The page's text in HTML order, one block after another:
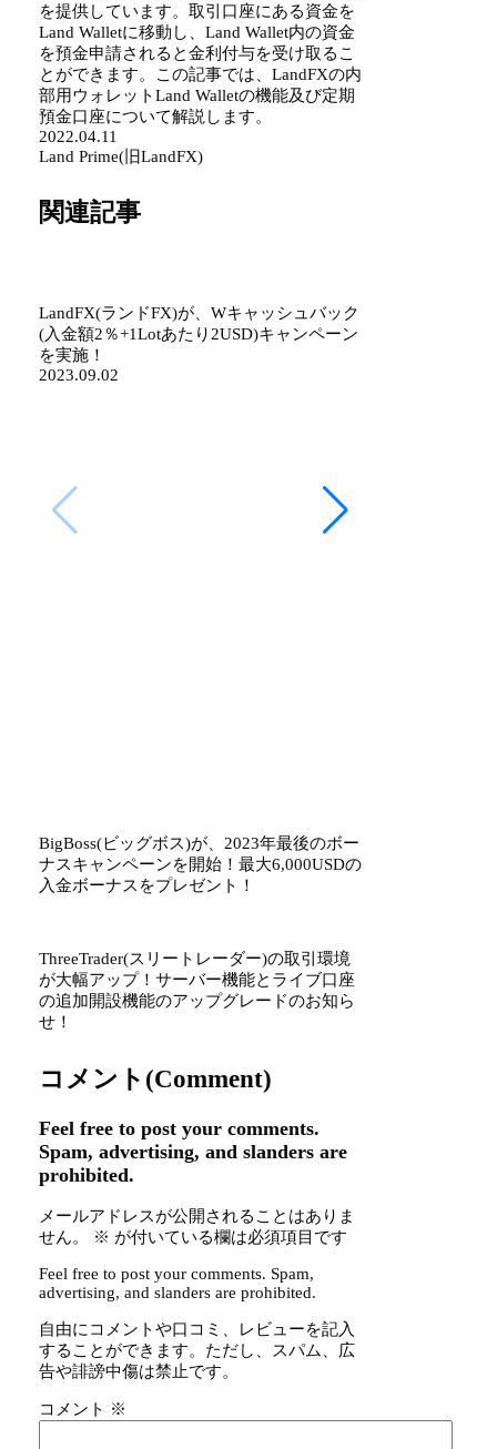
を提供しています。取引口座にある資金を
Land Walletに移動し、Land Wallet内の資金
を預金申請されると金利付与を受け取るこ
とができます。この記事では、LandFXの内
部用ウォレットLand Walletの機能及び定期
預金口座について解説します。
2022.04.11
Land Prime(旧LandFX)
関連記事
LandFX(ランドFX)が、Wキャッシュバック
(入金額2％+1Lotあたり2USD)キャンペーン
を実施！
2023.09.02
BigBoss(ビッグボス)が、2023年最後のボー
ナスキャンペーンを開始！最大6,000USDの
入金ボーナスをプレゼント！
ThreeTrader(スリートレーダー)の取引環境
が大幅アップ！サーバー機能とライブ口座
の追加開設機能のアップグレードのお知ら
せ！
コメント(Comment)
Feel free to post your comments.
Spam, advertising, and slanders are
prohibited.
メールアドレスが公開されることはありま
せん。
※ が付いている欄は必須項目です
Feel free to post your comments. Spam,
advertising, and slanders are prohibited.
自由にコメントや口コミ、レビューを記入
することができます。ただし、スパム、広
告や誹謗中傷は禁止です。
コメント ※